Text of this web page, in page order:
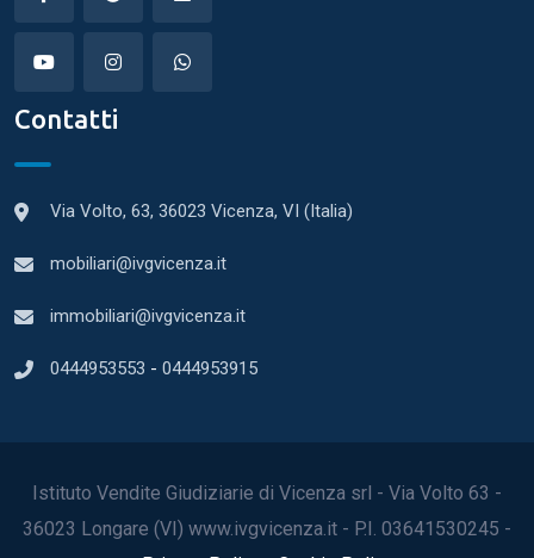
Contatti
Via Volto, 63, 36023 Vicenza, VI (Italia)
mobiliari@ivgvicenza.it
immobiliari@ivgvicenza.it
0444953553 - 0444953915
Istituto Vendite Giudiziarie di Vicenza srl - Via Volto 63 -
36023 Longare (VI) www.ivgvicenza.it - P.I. 03641530245 -